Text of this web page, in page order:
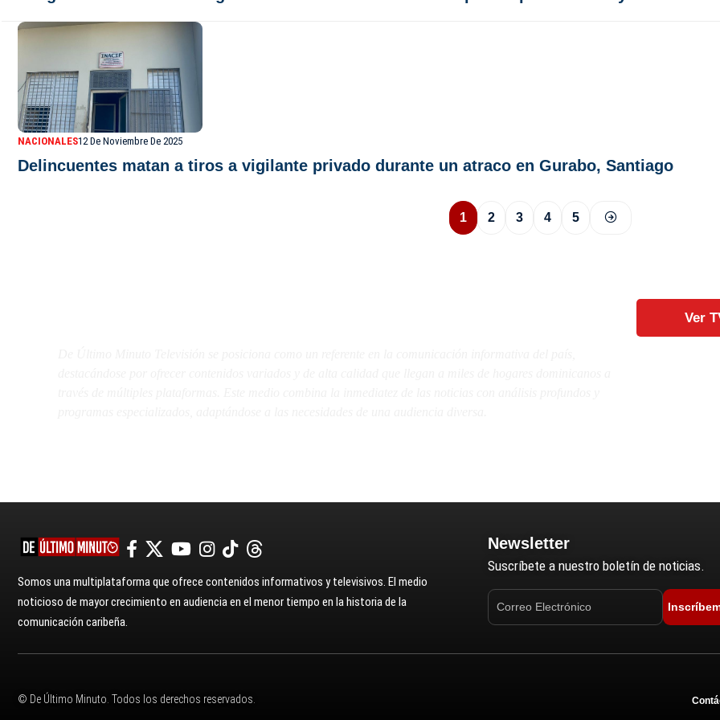
NACIONALES12 De Noviembre De 2025
Delincuentes matan a tiros a vigilante privado durante un atraco en Gurabo, Santiago
1 2 3 4 5
Ver
Somos una multiplataforma que ofrece contenidos informativos y televisivos. El medio
noticioso de mayor crecimiento en audiencia en el menor tiempo en la historia de la
comunicación caribeña.
Newsletter
Suscríbete a nuestro boletín de noticias.
© De Último Minuto. Todos los derechos reservados.